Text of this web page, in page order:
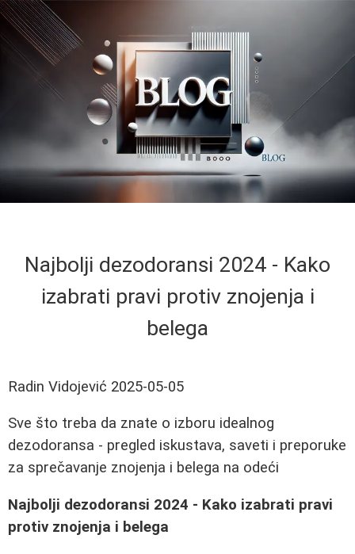
Najbolji dezodoransi 2024 - Kako
izabrati pravi protiv znojenja i
belega
Radin Vidojević 2025-05-05
Sve što treba da znate o izboru idealnog
dezodoransa - pregled iskustava, saveti i preporuke
za sprečavanje znojenja i belega na odeći
Najbolji dezodoransi 2024 - Kako izabrati pravi
protiv znojenja i belega